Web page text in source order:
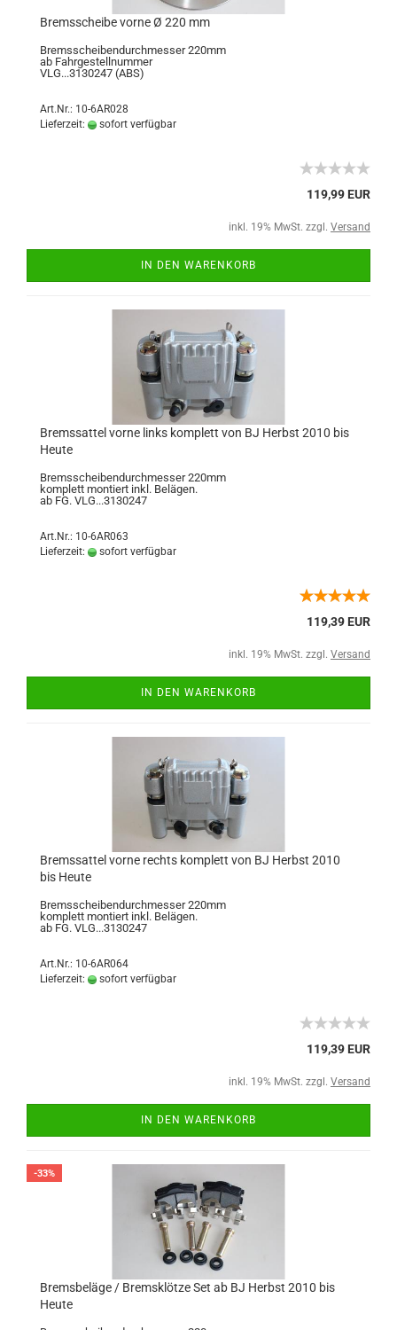
Bremsscheibe vorne Ø 220 mm
Bremsscheibendurchmesser 220mm
ab Fahrgestellnummer
VLG...3130247 (ABS)
Art.Nr.: 10-6AR028
Lieferzeit:
sofort verfügbar
119,99 EUR
inkl. 19% MwSt. zzgl. Versand
IN DEN WARENKORB
Bremssattel vorne links komplett von BJ Herbst 2010 bis
Heute
Bremsscheibendurchmesser 220mm
komplett montiert inkl. Belägen.
ab FG. VLG...3130247
Art.Nr.: 10-6AR063
Lieferzeit:
sofort verfügbar
119,39 EUR
inkl. 19% MwSt. zzgl. Versand
IN DEN WARENKORB
Bremssattel vorne rechts komplett von BJ Herbst 2010
bis Heute
Bremsscheibendurchmesser 220mm
komplett montiert inkl. Belägen.
ab FG. VLG...3130247
Art.Nr.: 10-6AR064
Lieferzeit:
sofort verfügbar
119,39 EUR
inkl. 19% MwSt. zzgl. Versand
IN DEN WARENKORB
-33%
Bremsbeläge / Bremsklötze Set ab BJ Herbst 2010 bis
Heute